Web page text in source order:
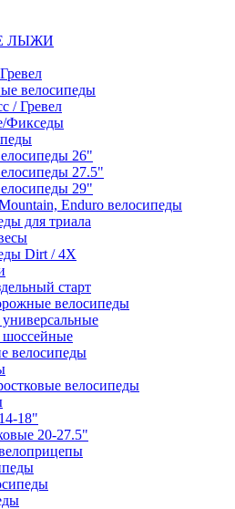
ЛЫЖИ
велосипеды
/ Гревел
Фикседы
26"
27.5"
29"
Enduro велосипеды
для триала
Dirt / 4X
старт
велосипеды
велосипеды
велосипеды
18"
20-27.5"